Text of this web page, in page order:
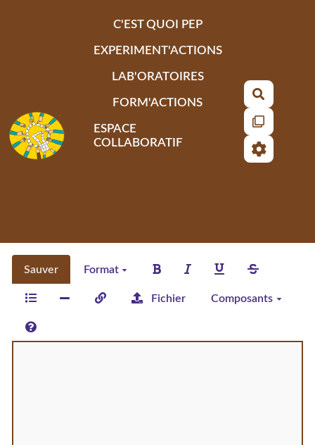
C'EST QUOI PEP
EXPERIMENT'ACTIONS
LAB'ORATOIRES
FORM'ACTIONS
ESPACE
COLLABORATIF
Sauver Format
Fichier Composants